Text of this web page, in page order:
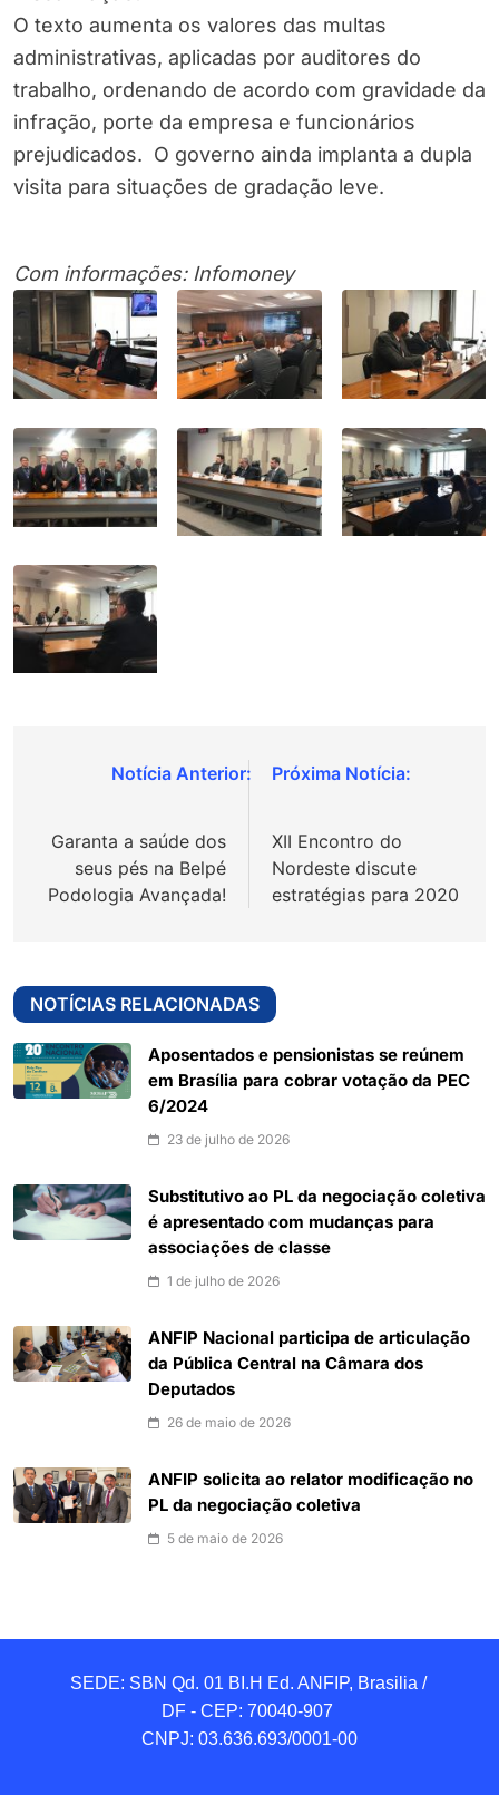
O texto aumenta os valores das multas
administrativas, aplicadas por auditores do
trabalho, ordenando de acordo com gravidade da
infração, porte da empresa e funcionários
prejudicados. O governo ainda implanta a dupla
visita para situações de gradação leve.
Com informações: Infomoney
Navegação
Post
Garanta a saúde dos
seus pés na Belpé
Podologia Avançada!
XII Encontro do
Nordeste discute
estratégias para 2020
NOTÍCIAS RELACIONADAS
Aposentados e pensionistas se reúnem
em Brasília para cobrar votação da PEC
6/2024
23 de julho de 2026
Substitutivo ao PL da negociação coletiva
é apresentado com mudanças para
associações de classe
1 de julho de 2026
ANFIP Nacional participa de articulação
da Pública Central na Câmara dos
Deputados
26 de maio de 2026
ANFIP solicita ao relator modificação no
PL da negociação coletiva
5 de maio de 2026
SEDE: SBN Qd. 01 BI.H Ed. ANFIP, Brasilia /
DF - CEP: 70040-907
CNPJ: 03.636.693/0001-00